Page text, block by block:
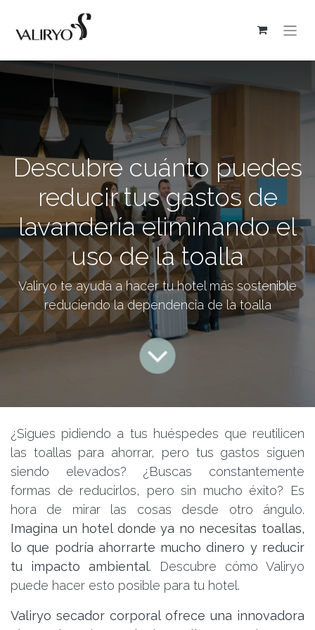
Descubre cuánto puedes
reducir tus gastos de
lavandería eliminando el
uso de la toalla
Valiryo te ayuda a hacer tu hotel más sostenible
reduciendo la dependencia de la toalla
¿Sigues pidiendo a tus huéspedes que reutilicen
las toallas para ahorrar, pero tus gastos siguen
siendo elevados? ¿Buscas constantemente
formas de reducirlos, pero sin mucho éxito? Es
hora de mirar las cosas desde otro ángulo.
Imagina un hotel donde ya no necesitas toallas,
lo que podría ahorrarte mucho dinero y reducir
tu impacto ambiental. Descubre cómo Valiryo
puede hacer esto posible para tu hotel.
Valiryo secador corporal ofrece una innovadora